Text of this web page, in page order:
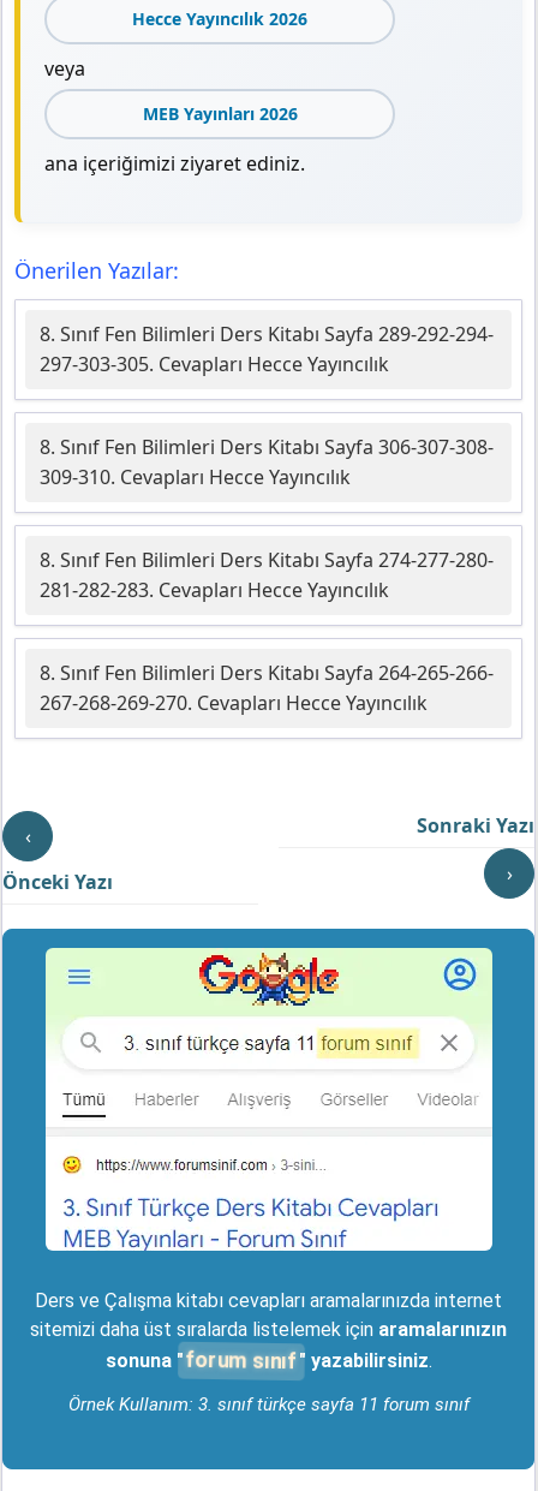
Hecce Yayıncılık 2026
veya
MEB Yayınları 2026
ana içeriğimizi ziyaret ediniz.
Önerilen Yazılar:
8. Sınıf Fen Bilimleri Ders Kitabı Sayfa 289-292-294-
297-303-305. Cevapları Hecce Yayıncılık
8. Sınıf Fen Bilimleri Ders Kitabı Sayfa 306-307-308-
309-310. Cevapları Hecce Yayıncılık
8. Sınıf Fen Bilimleri Ders Kitabı Sayfa 274-277-280-
281-282-283. Cevapları Hecce Yayıncılık
8. Sınıf Fen Bilimleri Ders Kitabı Sayfa 264-265-266-
267-268-269-270. Cevapları Hecce Yayıncılık
‹
Önceki Yazı
Sonraki Yazı
›
Ders ve Çalışma kitabı cevapları aramalarınızda internet
sitemizi daha üst sıralarda listelemek için aramalarınızın
sonuna " forum sınıf " yazabilirsiniz.
Örnek Kullanım: 3. sınıf türkçe sayfa 11 forum sınıf